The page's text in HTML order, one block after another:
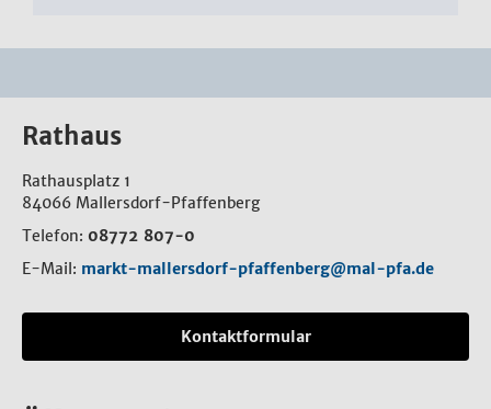
Rathaus
Rathausplatz 1
84066 Mallersdorf-Pfaffenberg
Telefon: 08772 807-0
E-Mail: markt-mallersdorf-pfaffenberg@mal-pfa.de
Kontaktformular